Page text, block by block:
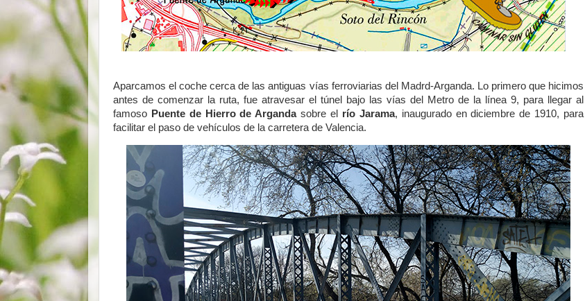
Aparcamos el coche cerca de las antiguas vías ferroviarias del Madrd-Arganda. Lo primero que hicimos
antes de comenzar la ruta, fue atravesar el túnel bajo las vías del Metro de la línea 9, para llegar al
famoso Puente de Hierro de Argandasobre el río Jarama, inaugurado en diciembre de 1910, para
facilitar el paso de vehículos de la carretera de Valencia.